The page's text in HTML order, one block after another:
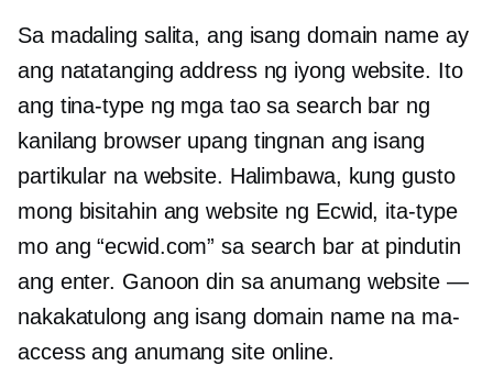
Sa madaling salita, ang isang domain name ay
ang natatanging address ng iyong website. Ito
ang tina-type ng mga tao sa search bar ng
kanilang browser upang tingnan ang isang
partikular na website. Halimbawa, kung gusto
mong bisitahin ang website ng Ecwid, ita-type
mo ang “ecwid.com” sa search bar at pindutin
ang enter. Ganoon din sa anumang website —
nakakatulong ang isang domain name na ma-
access ang anumang site online.